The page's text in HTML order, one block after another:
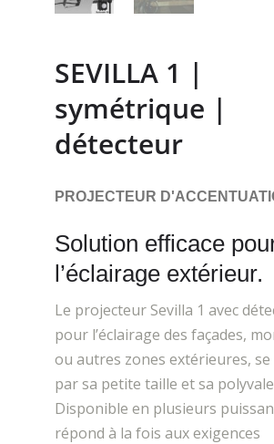
SEVILLA 1 |
symétrique |
détecteur
PROJECTEUR
Solution efficace
l’éclairage extérieur.
Le projecteur Sevilla 1 avec
pour l’éclairage des façades,
ou autres zones extérieures,
par sa petite taille et sa
Disponible en plusieurs
répond à la fois aux exigences